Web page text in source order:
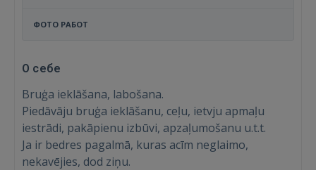
ФОТО РАБОТ
О себе
Bruģa ieklāšana, labošana.
Piedāvāju bruģa ieklāšanu, ceļu, ietvju apmaļu
iestrādi, pakāpienu izbūvi, apzaļumošanu u.t.t.
Ja ir bedres pagalmā, kuras acīm neglaimo,
nekavējies, dod ziņu.